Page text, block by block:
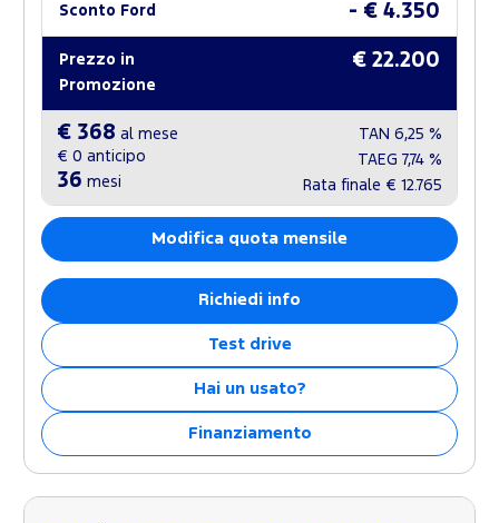
Sconto Ford - € 4.350
Prezzo in
Promozione
€ 22.200
€ 368 al mese
€ 0 anticipo
36 mesi
TAN 6,25 %
TAEG 7,74 %
Rata finale € 12.765
Modifica quota mensile
Richiedi info
Test drive
Hai un usato?
Finanziamento